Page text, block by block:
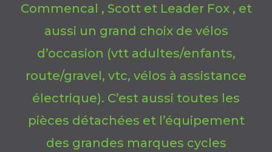
Commencal , Scott et Leader Fox , et
aussi un grand choix de vélos
d’occasion (vtt adultes/enfants,
route/gravel, vtc, vélos à assistance
électrique). C’est aussi toutes les
pièces détachées et l’équipement
des grandes marques cycles